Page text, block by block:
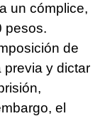
un cómplice,
pesos.
de
previa y dictar
el